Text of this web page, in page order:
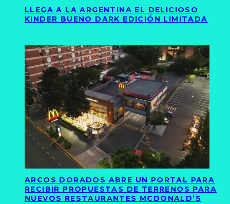
LLEGA A LA ARGENTINA EL DELICIOSO
KINDER BUENO DARK EDICIÓN LIMITADA
ARCOS DORADOS ABRE UN PORTAL PARA
RECIBIR PROPUESTAS DE TERRENOS PARA
NUEVOS RESTAURANTES MCDONALD’S